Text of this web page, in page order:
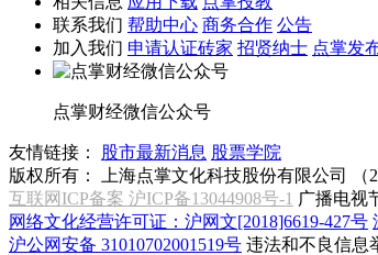
联系我们 帮助中心 商务合作 公告
加入我们 申请认证砖家 招贤纳士 点掌发
点掌财经微信公众号
友情链接： 股市最新消息 股票学院
版权所有：
上海点掌文化科技股份有限公司 （
互联网ICP备案 沪ICP备13044908号-1 广播电视
网络文化经营许可证：沪网文[2018]6619-427号
沪公网安备 31010702001519号 违法和不良信息